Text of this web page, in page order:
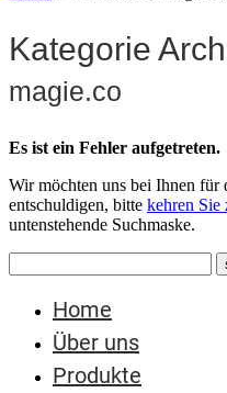
Kategorie
magie.co
Es ist ein Fehler aufgetreten.
Wir möchten uns bei Ihnen für
entschuldigen, bitte kehren Sie
untenstehende Suchmaske.
Home
Über uns
Produkte